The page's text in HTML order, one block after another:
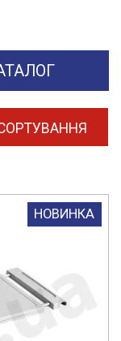
НОВИНКА